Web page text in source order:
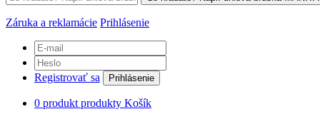
Záruka a reklamácie Prihlásenie
Registrovať sa Prihlásenie
0 produkt produkty Košík